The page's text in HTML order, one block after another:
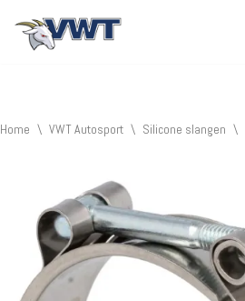
Home \ VWT Autosport \ Silicone slangen \